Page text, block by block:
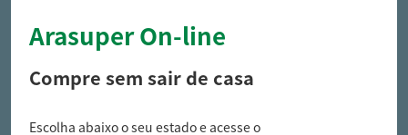
R$ 7,89
Arasuper On-line
Compre sem sair de casa
Escolha abaixo o seu estado e acesse o